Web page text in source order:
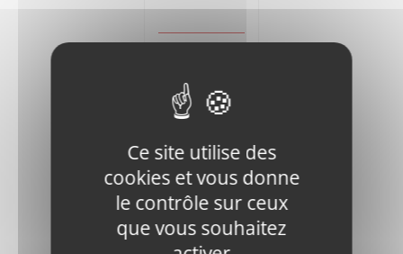
panier
V400-FN.B-
Ce site utilise des
cookies et vous donne
le contrôle sur ceux
que vous souhaitez